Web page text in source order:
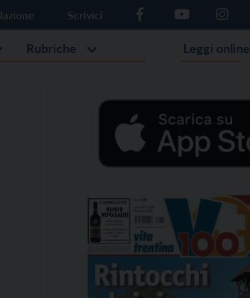
Scrivici
Rubriche Leggi online